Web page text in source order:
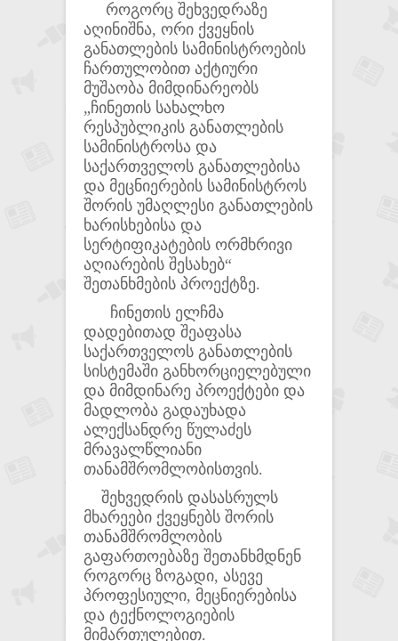
როგორც შეხვედრაზე
აღინიშნა, ორი ქვეყნის
განათლების სამინისტროების
ჩართულობით აქტიური
მუშაობა მიმდინარეობს
„ჩინეთის სახალხო
რესპუბლიკის განათლების
სამინისტროსა და
საქართველოს განათლებისა
და მეცნიერების სამინისტროს
შორის უმაღლესი განათლების
ხარისხებისა და
სერტიფიკატების ორმხრივი
აღიარების შესახებ“
შეთანხმების პროექტზე.
ჩინეთის ელჩმა
დადებითად შეაფასა
საქართველოს განათლების
სისტემაში განხორციელებული
და მიმდინარე პროექტები და
მადლობა გადაუხადა
ალექსანდრე წულაძეს
მრავალწლიანი
თანამშრომლობისთვის.
შეხვედრის დასასრულს
მხარეები ქვეყნებს შორის
თანამშრომლობის
გაფართოებაზე შეთანხმდნენ
როგორც ზოგადი, ასევე
პროფესიული, მეცნიერებისა
და ტექნოლოგიების
მიმართულებით.